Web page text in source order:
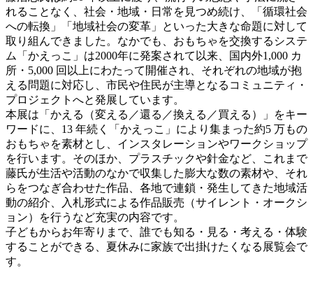
れることなく、社会・地域・日常を見つめ続け、「循環社会
への転換」「地域社会の変革」といった大きな命題に対して
取り組んできました。なかでも、おもちゃを交換するシステ
ム「かえっこ」は2000年に発案されて以来、国内外1,000 カ
所・5,000 回以上にわたって開催され、それぞれの地域が抱
える問題に対応し、市民や住民が主導となるコミュニティ・
プロジェクトへと発展しています。
本展は「かえる（変える／還る／換える／買える）」をキー
ワードに、13 年続く「かえっこ」により集まった約5 万もの
おもちゃを素材とし、インスタレーションやワークショップ
を行います。そのほか、プラスチックや針金など、これまで
藤氏が生活や活動のなかで収集した膨大な数の素材や、それ
らをつなぎ合わせた作品、各地で連鎖・発生してきた地域活
動の紹介、入札形式による作品販売（サイレント・オークシ
ョン）を行うなど充実の内容です。
子どもからお年寄りまで、誰でも知る・見る・考える・体験
することができる、夏休みに家族で出掛けたくなる展覧会で
す。